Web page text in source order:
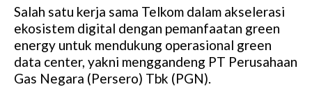
Salah satu kerja sama Telkom dalam akselerasi
ekosistem digital dengan pemanfaatan green
energy untuk mendukung operasional green
data center, yakni menggandeng PT Perusahaan
Gas Negara (Persero) Tbk (PGN).